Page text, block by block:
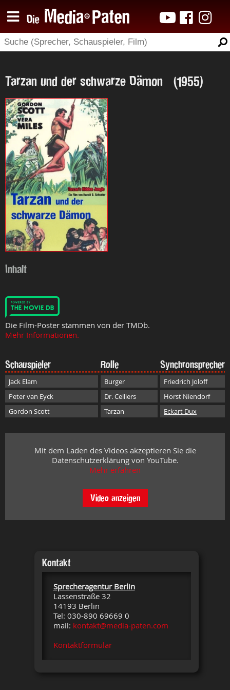
Tarzan und der schwarze Dämon (1955)
Inhalt
Die Film-Poster stammen von der TMDb.
Mehr Informationen.
Schauspieler Rolle Synchronsprecher
Jack Elam Burger
Friedrich Joloff
Peter van Eyck
Dr. Celliers
Horst Niendorf
Gordon Scott
Tarzan Eckart Dux
Mit dem Laden des Videos akzeptieren Sie die
Datenschutzerklärung von YouTube.
Mehr erfahren
Video anzeigen
Kontakt
Sprecheragentur Berlin
Lassenstraße 32
14193 Berlin
Tel: 030-890 69669 0
mail: kontakt@media-paten.com
Kontaktformular